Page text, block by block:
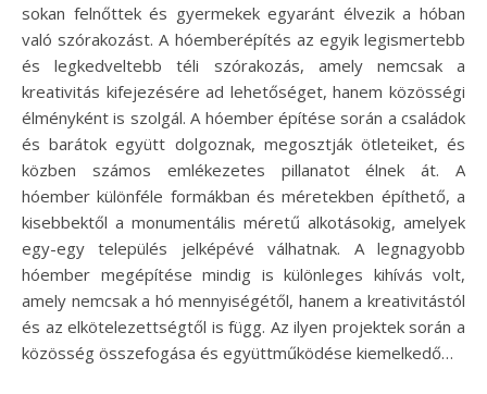
sokan felnőttek és gyermekek egyaránt élvezik a hóban
való szórakozást. A hóemberépítés az egyik legismertebb
és legkedveltebb téli szórakozás, amely nemcsak a
kreativitás kifejezésére ad lehetőséget, hanem közösségi
élményként is szolgál. A hóember építése során a családok
és barátok együtt dolgoznak, megosztják ötleteiket, és
közben számos emlékezetes pillanatot élnek át. A
hóember különféle formákban és méretekben építhető, a
kisebbektől a monumentális méretű alkotásokig, amelyek
egy-egy település jelképévé válhatnak. A legnagyobb
hóember megépítése mindig is különleges kihívás volt,
amely nemcsak a hó mennyiségétől, hanem a kreativitástól
és az elkötelezettségtől is függ. Az ilyen projektek során a
közösség összefogása és együttműködése kiemelkedő…